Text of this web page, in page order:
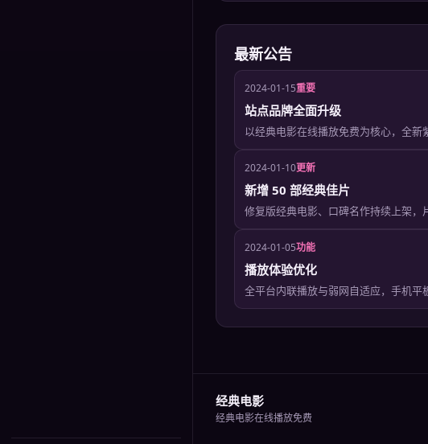
最新公告
2024-01-15重要
站点品牌全面升级
以经典电影在线播放免费为核心，全新
2024-01-10更新
新增 50 部经典佳片
修复版经典电影、口碑名作持续上架，
2024-01-05功能
播放体验优化
全平台内联播放与弱网自适应，手机平
经典电影
经典电影在线播放免费